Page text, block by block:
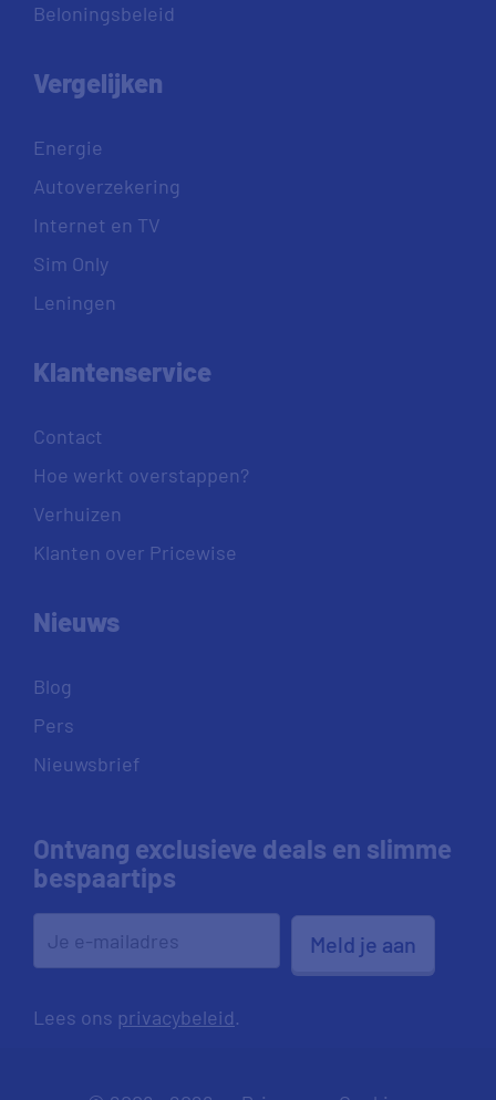
Beloningsbeleid
Vergelijken
Energie
Autoverzekering
Internet en TV
Sim Only
Leningen
Klantenservice
Contact
Hoe werkt overstappen?
Verhuizen
Klanten over Pricewise
Nieuws
Blog
Pers
Nieuwsbrief
Ontvang exclusieve deals en slimme
bespaartips
Meld je aan
Lees ons privacybeleid.